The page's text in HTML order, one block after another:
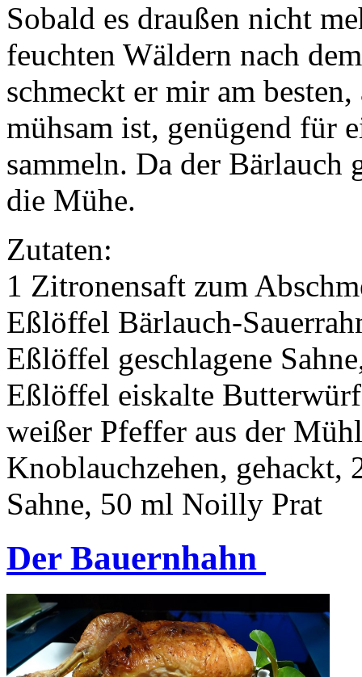
Sobald es draußen nicht
feuchten Wäldern nach
schmeckt er mir am
mühsam ist, genügend für
sammeln. Da der Bärlauch
die Mühe.
Zutaten:
1 Zitronensaft zum
Eßlöffel Bärlauch-
Eßlöffel geschlagene
Eßlöffel eiskalte
weißer Pfeffer aus der
Knoblauchzehen, gehackt,
Sahne, 50 ml Noilly Prat
Der Bauernhahn